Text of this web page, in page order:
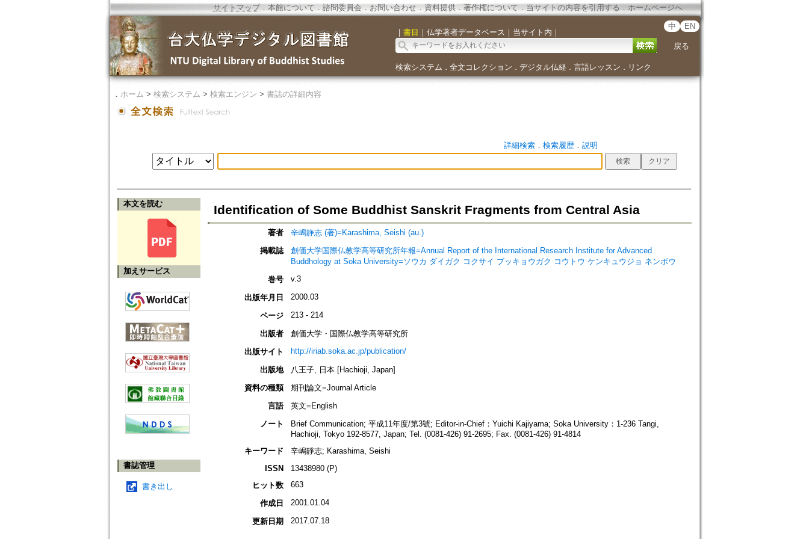
サイトマップ．本館について ． 諮問委員会． お問い合わせ． 資料提供． 著作権について．当サイトの内容を引用する ． ホームページへ
｜ 書目 ｜ 仏学著者データベース ｜ 当サイト内 ｜
中 EN
戻る
検索システム ． 全文コレクション ． デジタル仏経． 言語レッスン ． リンク
． ホーム > 検索システム > 検索エンジン > 書誌の詳細内容
詳細検索． 検索履歴． 説明
本文を読む
加えサービス
書誌管理
書き出し
Identification of Some Buddhist Sanskrit Fragments from Central Asia
著者
辛嶋静志 (著)=Karashima, Seishi (au.)
掲載誌
創価大学国際仏教学高等研究所年報=Annual Report of the International Research Institute for Advanced
Buddhology at Soka University=ソウカ ダイガク コクサイ ブッキョウガク コウトウ ケンキュウジョ ネンポウ
巻号
v.3
出版年月日 2000.03
ページ 213 - 214
出版者
創価大学・国際仏教学高等研究所
出版サイト
http://iriab.soka.ac.jp/publication/
出版地
八王子, 日本 [Hachioji, Japan]
資料の種類
期刊論文=Journal Article
言語
英文=English
ノート
Brief Communication; 平成11年度/第3號; Editor-in-Chief：Yuichi Kajiyama; Soka University：1-236 Tangi,
Hachioji, Tokyo 192-8577, Japan; Tel. (0081-426) 91-2695; Fax. (0081-426) 91-4814
キーワード
辛嶋靜志; Karashima, Seishi
ISSN
13438980 (P)
ヒット数
663
作成日 2001.01.04
更新日期 2017.07.18